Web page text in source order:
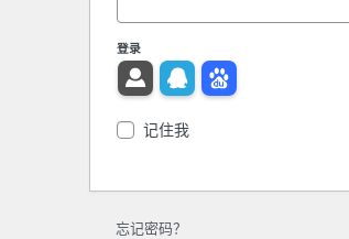
登录
记住我
忘记密码？